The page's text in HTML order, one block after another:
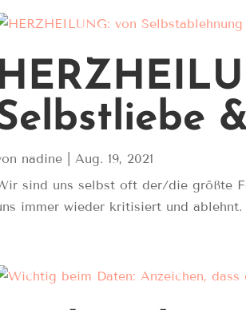
nadine |Aug. 19, 2021
sind uns selbst oft der/die größte
immer wieder kritisiert und